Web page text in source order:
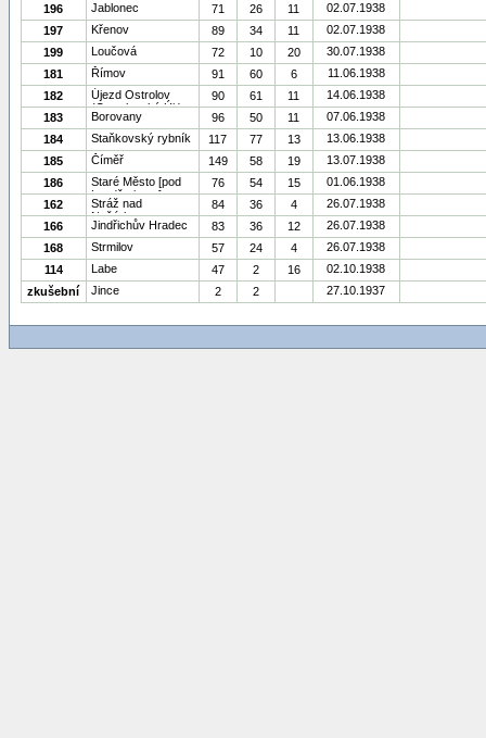
196
Jablonec 71 26 11
02.07.1938
197
Křenov 89 34 11
02.07.1938
199
Loučová 72 10 20
30.07.1938
181
Římov 91 60 6
11.06.1938
182
Újezd Ostrolov
(Ostrolovský Új.)
90 61 11
14.06.1938
183
Borovany 96 50 11
07.06.1938
184
Staňkovský rybník 117 77 13
13.06.1938
185
Číměř 149 58 19
13.07.1938
186
Staré Město [pod
Landštejnem]
76 54 15
01.06.1938
162
Stráž nad
Nežárkou
84 36 4
26.07.1938
166
Jindřichův Hradec 83 36 12
26.07.1938
168
Strmilov 57 24 4
26.07.1938
114
Labe 47 2 16
02.10.1938
zkušební
Jince 2 2 27.10.1937